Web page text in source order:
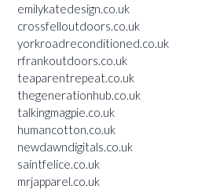
emilykatedesign.co.uk
crossfelloutdoors.co.uk
yorkroadreconditioned.co.uk
rfrankoutdoors.co.uk
teaparentrepeat.co.uk
thegenerationhub.co.uk
talkingmagpie.co.uk
humancotton.co.uk
newdawndigitals.co.uk
saintfelice.co.uk
mrjapparel.co.uk